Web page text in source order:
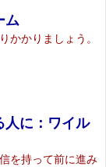
ム
かかりましょう。
人に：ワイル
を持って前に進み